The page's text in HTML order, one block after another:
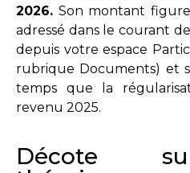
2026.Son montant
adressé dans le courant
depuis votre espace
rubrique Documents) et
temps que la
revenu 2025.
Décote